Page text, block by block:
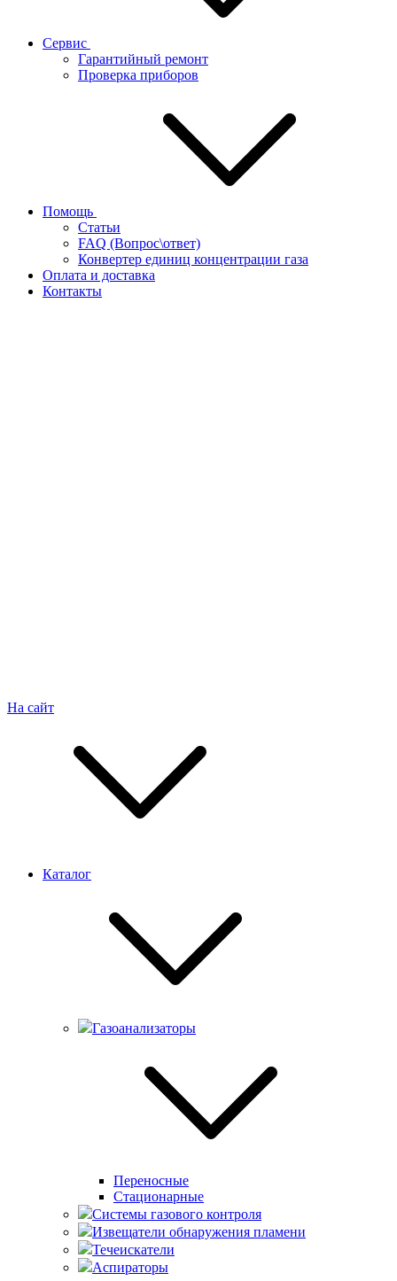
Сервис
Гарантийный ремонт
Проверка приборов
Помощь
Статьи
FAQ (Вопрос\ответ)
Конвертер единиц концентрации газа
Оплата и доставка
Контакты
На сайт
Каталог
Газоанализаторы
Переносные
Стационарные
Системы газового контроля
Извещатели обнаружения пламени
Течеискатели
Аспираторы